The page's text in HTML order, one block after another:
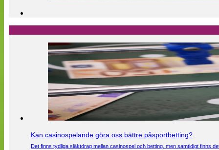
Kan casinospelande göra oss bättre påsportbetting?
Det finns tydliga släktdrag mellan casinospel och betting, men samtidigt finns